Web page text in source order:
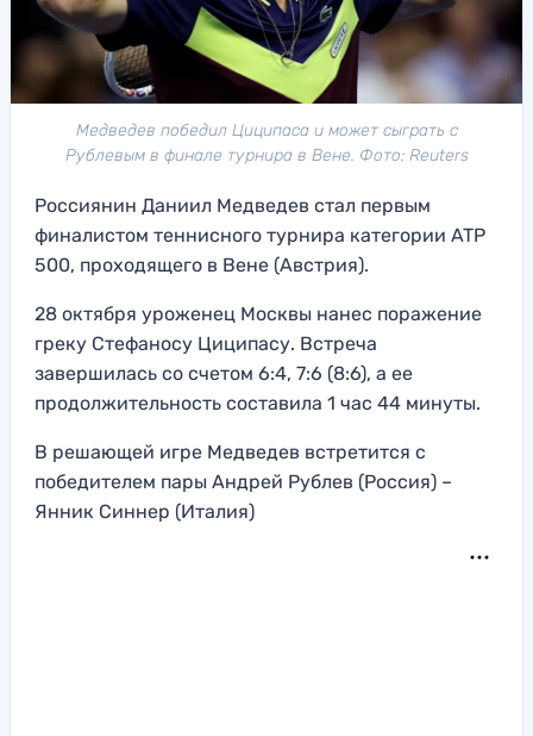
Медведев победил Циципаса и может сыграть с
Рублевым в финале турнира в Вене. Фото: Reuters
Россиянин Даниил Медведев стал первым
финалистом теннисного турнира категории ATP
500, проходящего в Вене (Австрия).
28 октября уроженец Москвы нанес поражение
греку Стефаносу Циципасу. Встреча
завершилась со счетом 6:4, 7:6 (8:6), а ее
продолжительность составила 1 час 44 минуты.
В решающей игре Медведев встретится с
победителем пары Андрей Рублев (Россия) –
Янник Синнер (Италия)